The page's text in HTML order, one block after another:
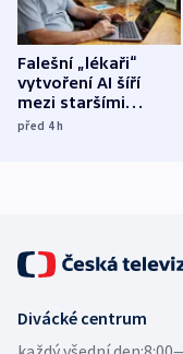
Falešní „lékaři“
vytvoření AI šíří
mezi staršími
Poláky nebezpečné
před 4h
Divácké centrum